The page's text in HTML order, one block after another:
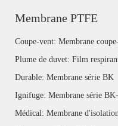
Membrane PTFE
Coupe-vent: Membrane
Plume de duvet: Film
Durable: Membrane série BK
Ignifuge: Membrane série
Médical: Membrane